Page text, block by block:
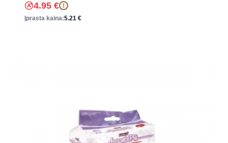
4.95 € !
Įprasta kaina:5.21 €